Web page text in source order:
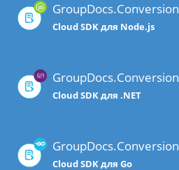
GroupDocs.Conversion
Cloud SDK для Node.js
GroupDocs.Conversion
Cloud SDK для .NET
GroupDocs.Conversion
Cloud SDK для Go